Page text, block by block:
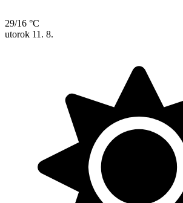
29/16 °C
utorok 11. 8.